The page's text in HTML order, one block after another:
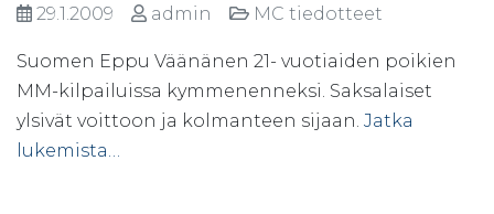
29.1.2009 admin MC tiedotteet
Suomen Eppu Väänänen 21- vuotiaiden poikien
MM-kilpailuissa kymmenenneksi. Saksalaiset
ylsivät voittoon ja kolmanteen sijaan. Jatka
lukemista…